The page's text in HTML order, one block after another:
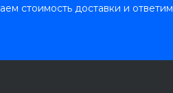
стоимость доставки и ответим